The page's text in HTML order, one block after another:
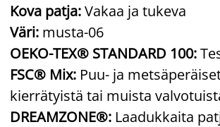
Kova patja:Vakaa ja tukeva
Väri: musta-06
OEKO-TEX® STANDARD 100:
FSC® Mix: Puu- ja
kierrätyistä tai muista
DREAMZONE®: Laadukkaita